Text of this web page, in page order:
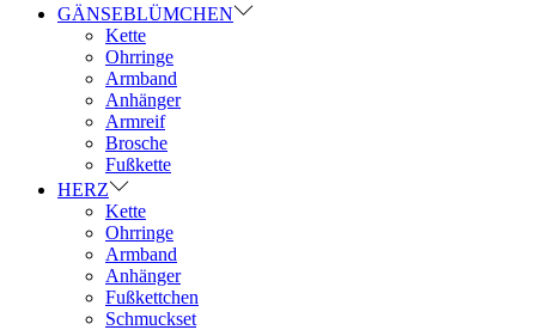
GÄNSEBLÜMCHEN
Kette
Ohrringe
Armband
Anhänger
Armreif
Brosche
Fußkette
HERZ
Kette
Ohrringe
Armband
Anhänger
Fußkettchen
Schmuckset